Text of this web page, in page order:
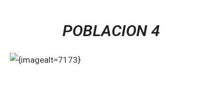
POBLACION 4